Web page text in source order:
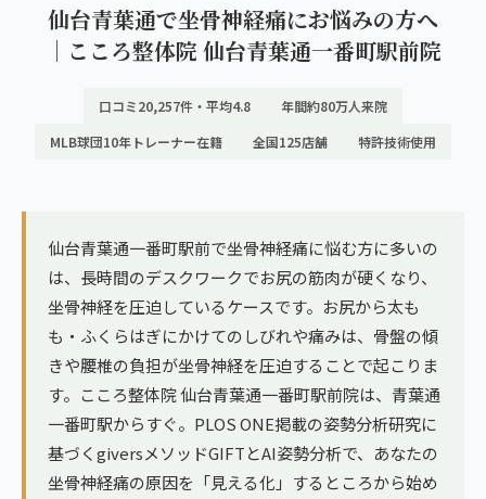
姿勢矯正
疲労回復
ランナー膝
ヨガ・ピラティス
立川エリア（2院）
広島エリア（4院）
鹿児島エリア（3院）
→ エリア一覧（全11エリア）
お知らせ
仙台青葉通で坐骨神経痛にお悩みの方へ
｜こころ整体院 仙台青葉通一番町駅前院
口コミ20,257件・平均4.8
年間約80万人来院
MLB球団10年トレーナー在籍
全国125店舗 特許技術使用
仙台青葉通一番町駅前で坐骨神経痛に悩む方に多いの
は、長時間のデスクワークでお尻の筋肉が硬くなり、
坐骨神経を圧迫しているケースです。お尻から太も
も・ふくらはぎにかけてのしびれや痛みは、骨盤の傾
きや腰椎の負担が坐骨神経を圧迫することで起こりま
す。こころ整体院 仙台青葉通一番町駅前院は、青葉通
一番町駅からすぐ。PLOS ONE掲載の姿勢分析研究に
基づくgiversメソッドGIFTとAI姿勢分析で、あなたの
坐骨神経痛の原因を「見える化」するところから始め